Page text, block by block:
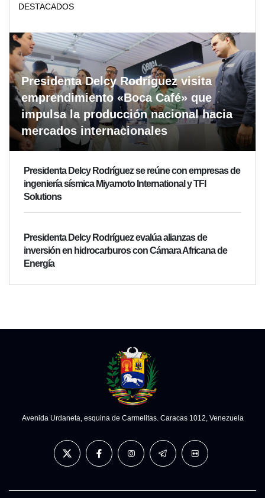
DESTACADOS
Presidenta Delcy Rodríguez visita
emprendimiento «Boca Café» que
impulsa la producción nacional hacia
mercados internacionales
Presidenta Delcy Rodríguez se reúne con empresas de
ingeniería sísmica Miyamoto International y TFI
Solutions
Presidenta Delcy Rodríguez evalúa alianzas de
inversión en hidrocarburos con Cámara Africana de
Energía
Avenida Urdaneta, esquina de Carmelitas. Caracas 1012, Venezuela